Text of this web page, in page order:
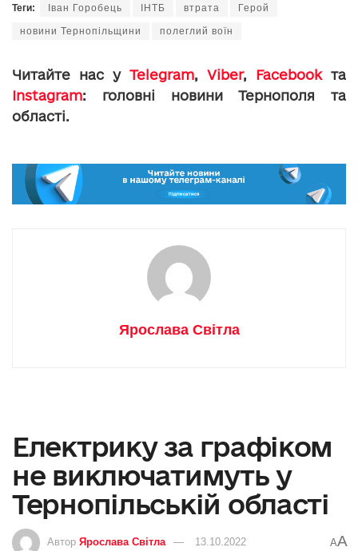
Теги: Іван Горобець ІНТБ втрата Герой
новини Тернопільщини полеглий воїн
Читайте нас у Telegram, Viber, Facebookта
Instagram: головні новини Тернополя та
області.
Ярослава Світла
Електрику за графіком
не виключатимуть у
Тернопільській області
Автор Ярослава Світла 13.10.2022 AA